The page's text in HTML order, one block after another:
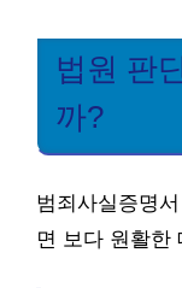
법원 판
까?
범죄사실증명
면 보다 원활한